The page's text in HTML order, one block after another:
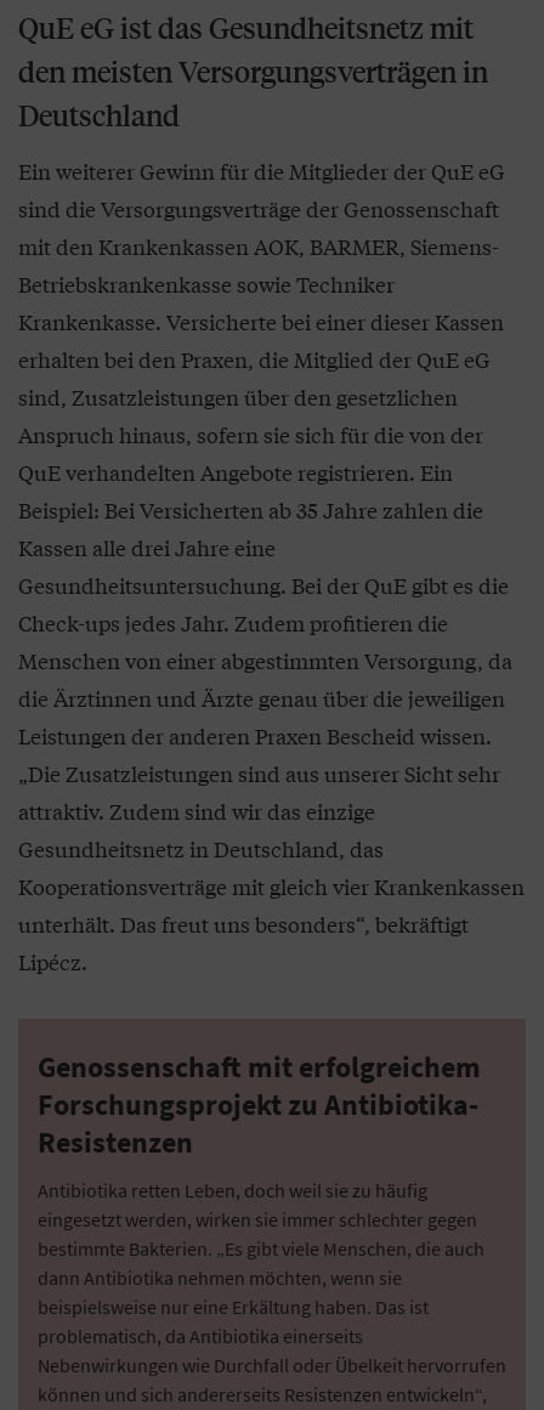
QuE eG ist das Gesundheitsnetz mit
den meisten Versorgungsverträgen in
Deutschland
Ein weiterer Gewinn für die Mitglieder der QuE eG
sind die Versorgungsverträge der Genossenschaft
mit den Krankenkassen AOK, BARMER, Siemens-
Betriebskrankenkasse sowie Techniker
Krankenkasse. Versicherte bei einer dieser Kassen
erhalten bei den Praxen, die Mitglied der QuE eG
sind, Zusatzleistungen über den gesetzlichen
Anspruch hinaus, sofern sie sich für die von der
QuE verhandelten Angebote registrieren. Ein
Beispiel: Bei Versicherten ab 35 Jahre zahlen die
Kassen alle drei Jahre eine
Gesundheitsuntersuchung. Bei der QuE gibt es die
Check-ups jedes Jahr. Zudem profitieren die
Menschen von einer abgestimmten Versorgung, da
die Ärztinnen und Ärzte genau über die jeweiligen
Leistungen der anderen Praxen Bescheid wissen.
„Die Zusatzleistungen sind aus unserer Sicht sehr
attraktiv. Zudem sind wir das einzige
Gesundheitsnetz in Deutschland, das
Kooperationsverträge mit gleich vier Krankenkassen
unterhält. Das freut uns besonders“, bekräftigt
Lipécz.
Genossenschaft mit erfolgreichem
Forschungsprojekt zu Antibiotika-
Resistenzen
Antibiotika retten Leben, doch weil sie zu häufig
eingesetzt werden, wirken sie immer schlechter gegen
bestimmte Bakterien. „Es gibt viele Menschen, die auch
dann Antibiotika nehmen möchten, wenn sie
beispielsweise nur eine Erkältung haben. Das ist
problematisch, da Antibiotika einerseits
Nebenwirkungen wie Durchfall oder Übelkeit hervorrufen
können und sich andererseits Resistenzen entwickeln“,